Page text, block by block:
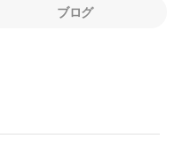
ブログ